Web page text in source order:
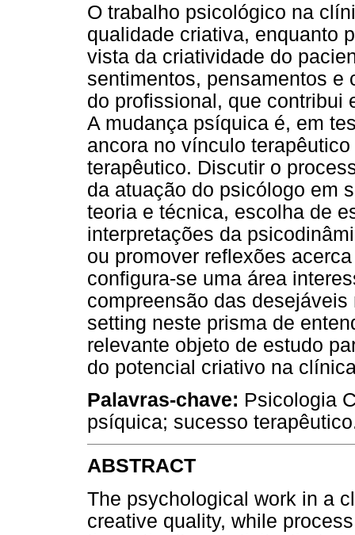
O trabalho psicológico na
qualidade criativa, enquanto
vista da criatividade do
sentimentos, pensamentos e
do profissional, que contribui
A mudança psíquica é, em
ancora no vínculo
terapêutico. Discutir o
da atuação do psicólogo em
teoria e técnica, escolha de
interpretações da
ou promover reflexões
configura-se uma área
compreensão das
setting neste prisma de
relevante objeto de estudo
do potencial criativo na
Palavras-chave: Psicologia
psíquica; sucesso
ABSTRACT
The psychological work in a
creative quality, while